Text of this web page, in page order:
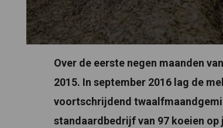
Over de eerste negen maanden
2015. In september 2016 lag de
voortschrijdend
standaardbedrijf van 97 koeien